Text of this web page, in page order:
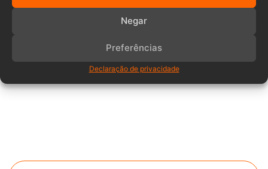
Negar
Preferências
Declaração de privacidade